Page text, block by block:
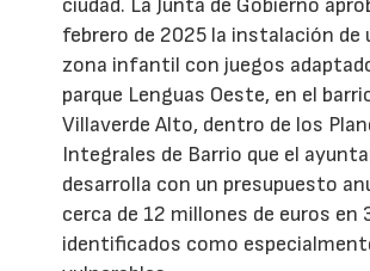
ciudad. La Junta de Gobierno
febrero de 2025 la instalación de
zona infantil con juegos
parque Lenguas Oeste, en el
Villaverde Alto, dentro de los
Integrales de Barrio que el
desarrolla con un presupuesto
cerca de 12 millones de euros en
identificados como